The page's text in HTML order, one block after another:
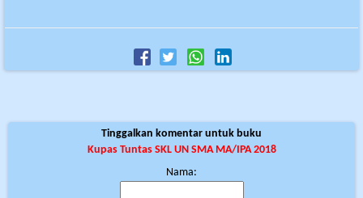
Tinggalkan komentar untuk buku
Kupas Tuntas SKL UN SMA MA/IPA 2018
Nama: